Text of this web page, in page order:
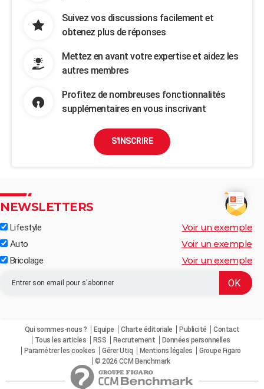
Suivez vos discussions facilement et
obtenez plus de réponses
Mettez en avant votre expertise et aidez les
autres membres
Profitez de nombreuses fonctionnalités
supplémentaires en vous inscrivant
S'INSCRIRE
NEWSLETTERS
Lifestyle Voir un exemple
Auto Voir un exemple
Bricolage Voir un exemple
Qui sommes-nous ? Equipe Charte éditoriale Publicité
Contact
Tous les articles
RSS Recrutement
Données personnelles
Paramétrer les cookies
Gérer Utiq Mentions légales
Groupe Figaro
© 2026 CCM Benchmark